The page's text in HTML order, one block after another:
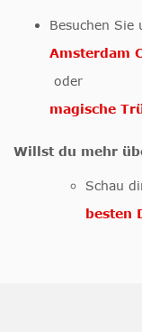
Besuchen Sie
Amsterdam
oder
magische
Willst du mehr
Schau
besten